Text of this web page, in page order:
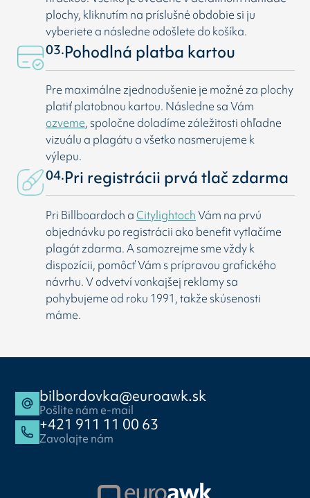
plochy, kliknutím na príslušné obdobie si ju
vyberiete a následne odošlete do košíka.
03.Pohodlná platba kartou
Pre maximálne zjednodušenie je možné za plochy
platiť platobnou kartou. Následne sa Vám
ozveme, spoločne doladíme záležitosti ohľadne
vizuálu a plagátu a všetko nasmerujeme k
výlepu.
04.Pri registrácii prvá tlač zdarma
Pri Billboardoch aCitylightochVám na prvú
objednávku po registrácii ako benefit vytlačíme
plagát zdarma. A samozrejme sme vždy k
dispozícii, pomôcť Vám s prípravou grafického
návrhu. V odvetví vonkajšej reklamy sa
pohybujeme od roku 1991, takže skúsenosti
máme.
bilbordovka@euroawk.sk
Pošlite nám e-mail
+421 911 11 00 63
Zavolajte nám